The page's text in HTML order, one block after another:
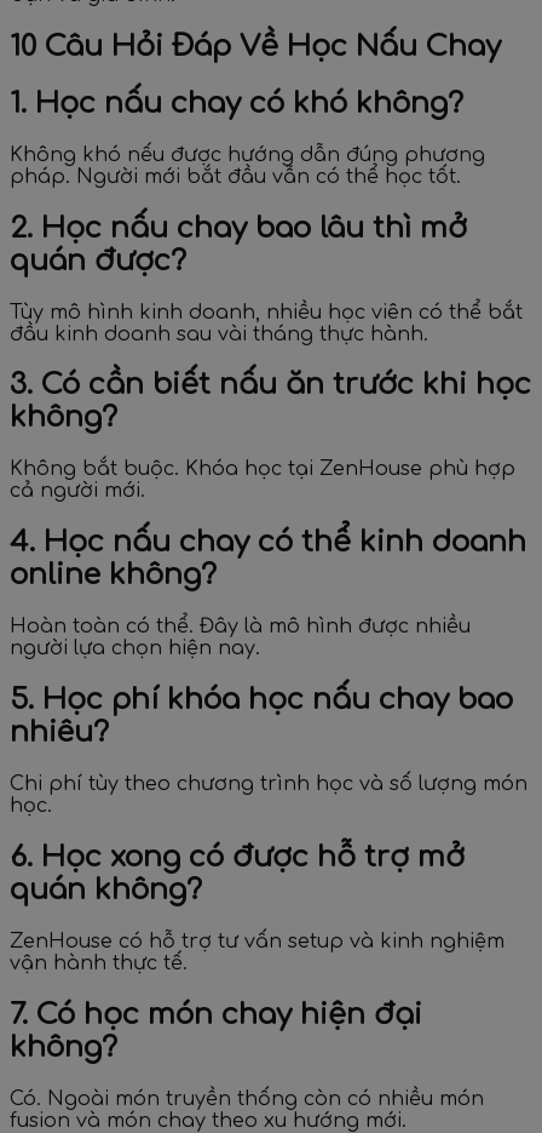
10 Câu Hỏi Đáp Về Học Nấu Chay
1. Học nấu chay có khó không?
Không khó nếu được hướng dẫn đúng phương
pháp. Người mới bắt đầu vẫn có thể học tốt.
2. Học nấu chay bao lâu thì mở
quán được?
Tùy mô hình kinh doanh, nhiều học viên có thể bắt
đầu kinh doanh sau vài tháng thực hành.
3. Có cần biết nấu ăn trước khi học
không?
Không bắt buộc. Khóa học tại ZenHouse phù hợp
cả người mới.
4. Học nấu chay có thể kinh doanh
online không?
Hoàn toàn có thể. Đây là mô hình được nhiều
người lựa chọn hiện nay.
5. Học phí khóa học nấu chay bao
nhiêu?
Chi phí tùy theo chương trình học và số lượng món
học.
6. Học xong có được hỗ trợ mở
quán không?
ZenHouse có hỗ trợ tư vấn setup và kinh nghiệm
vận hành thực tế.
7. Có học món chay hiện đại
không?
Có. Ngoài món truyền thống còn có nhiều món
fusion và món chay theo xu hướng mới.